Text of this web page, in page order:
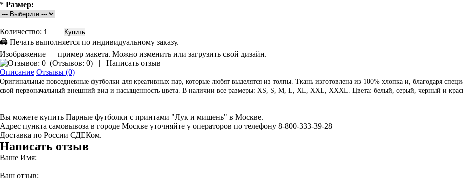
* Размер:
Количество:
🖨 Печать выполняется по индивидуальному заказу.
Изображение — пример макета. Можно изменить или загрузить свой дизайн.
(Отзывов: 0) |
Написать отзыв
Описание Отзывы (0)
Оригинальные повседневные футболки для креативных пар, которые любят выделятся из толпы. Ткань изготовлена из 100% хлопка и, благодаря
свой первоначальный внешний вид и насыщенность цвета. В наличии все размеры: XS, S, M, L, XL, XXL, XXXL. Цвета: белый, серый, черный и
Вы можете купить Парные футболки с принтами "Лук и мишень" в Москве.
Адрес пункта самовывоза в городе Москве уточняйте у операторов по телефону 8-800-333-39-28
Доставка по России СДЕКом.
Написать отзыв
Ваше Имя:
Ваш отзыв: